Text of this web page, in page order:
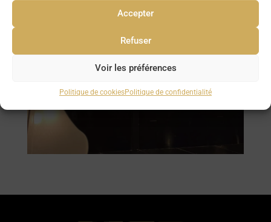
Accepter
Refuser
Voir les préférences
Politique de cookiesPolitique de confidentialité